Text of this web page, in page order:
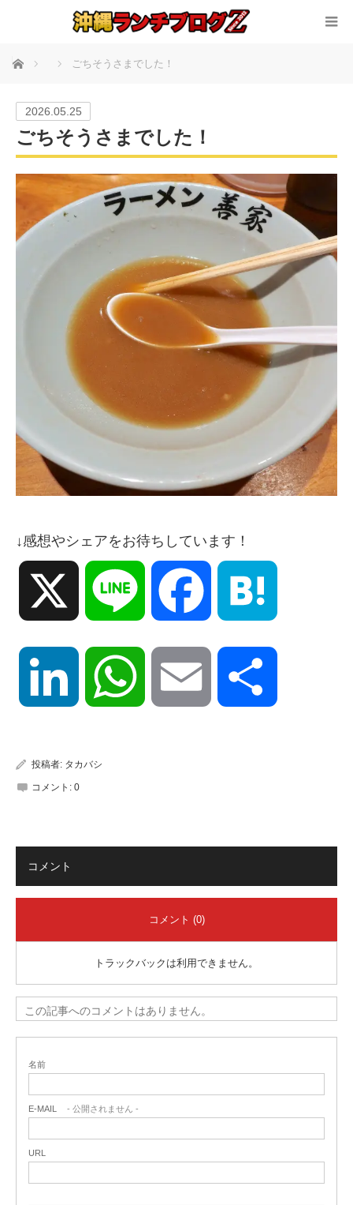
ホーム ごちそうさまでした！
2026.05.25
ごちそうさまでした！
↓感想やシェアをお待ちしています！
Line Facebook
LinkedIn WhatsApp Email
投稿者: タカバシ
コメント: 0
コメント
コメント (0)
トラックバックは利用できません。
この記事へのコメントはありません。
名前
E-MAIL - 公開されません -
URL